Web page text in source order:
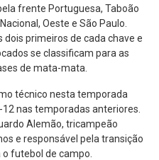
frente Portuguesa, Taboão
Oeste e São Paulo.
primeiros de cada chave e
se classificam para as
de mata-mata.
técnico nesta temporada
nas temporadas anteriores.
Alemão, tricampeão
e responsável pela transição
futebol de campo.